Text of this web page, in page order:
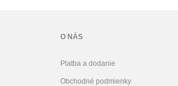
O NÁS
Platba a dodanie
Obchodné podmienky